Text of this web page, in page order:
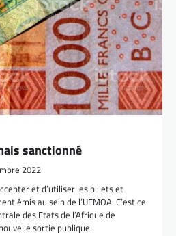
sanctionné
2022
et d’utiliser les billets et
émis au sein de l’UEMOA. C’est ce
des Etats de l’Afrique de
sortie publique.